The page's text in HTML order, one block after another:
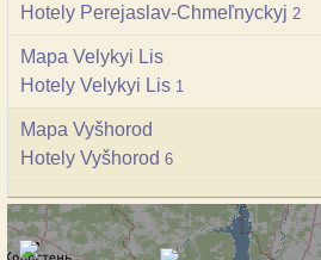
Hotely Perejaslav-Chmeľnyckyj 2
Mapa Velykyi Lis
Hotely Velykyi Lis 1
Mapa Vyšhorod
Hotely Vyšhorod 6